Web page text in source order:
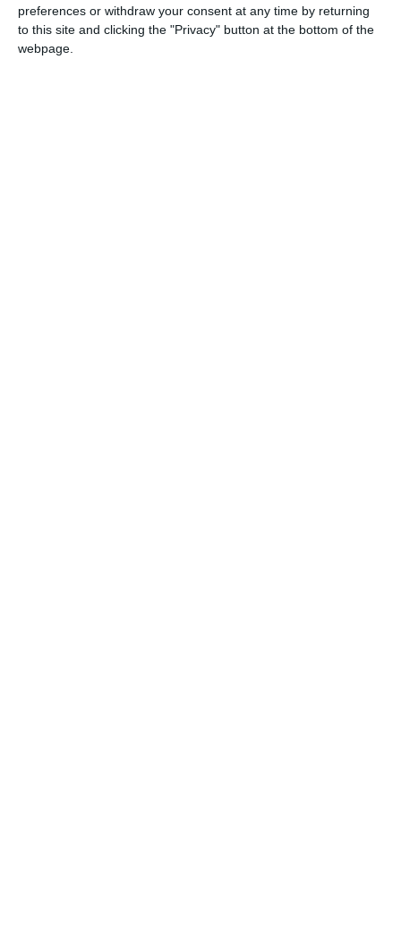
preferences or withdraw your consent at any time by returning
to this site and clicking the "Privacy" button at the bottom of the
webpage.
Soprana Moldova Ghițescu, fiica poștașului și soția
expertului contabil